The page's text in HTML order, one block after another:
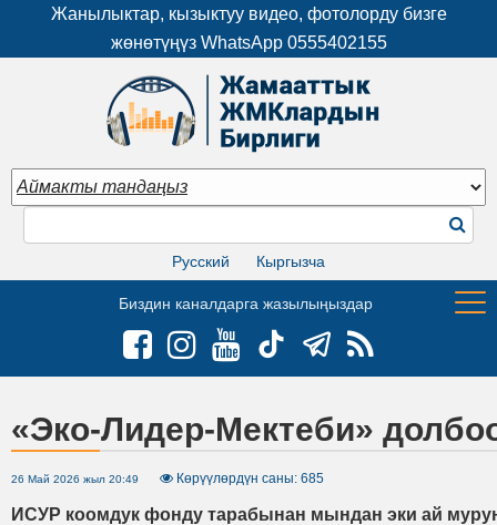
Жанылыктар, кызыктуу видео, фотолорду бизге
жөнөтүңүз WhatsApp 0555402155
Русский Кыргызча
Биздин каналдарга жазылыңыздар
«Эко-Лидер-Мектеби»
26 Май 2026 жыл 20:49 Көрүүлөрдүн саны: 685
ИСУР коомдук фонду тарабынан мындан эки ай